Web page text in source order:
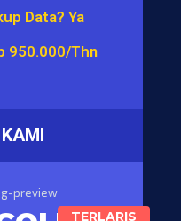
Data? Ya
950.000/Thn
TERLARIS